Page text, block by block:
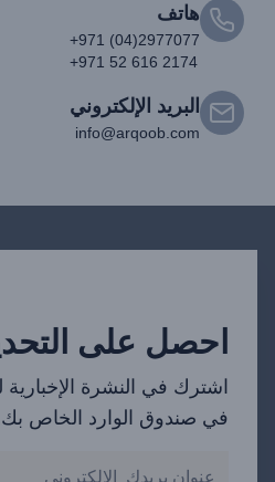
هاتف
+971 (04)2977077
+971 52 616 2174
البريد الإلكتروني
info@arqoob.com
احصل على
اشترك في النشرة الإخبارية
في صندوق الوارد الخاص